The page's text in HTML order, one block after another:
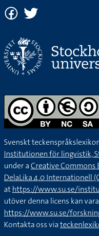
Svenskt
Institutionen för lingvistik,
under aCreative Commons
DelaLika 4.0 Internationell
athttps://www.su.se/
utöver denna licens kan
https://www.su.se/
Kontakta oss via